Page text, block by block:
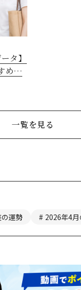
タ】
めな
と
一覧を見る
運勢 2026年4